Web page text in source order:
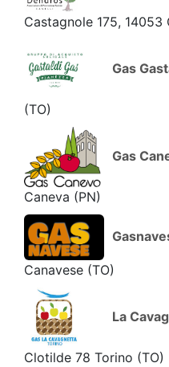
Castagnole 175, 14053
Gas
(TO)
Gas
Caneva (PN)
Canavese (TO)
La
Clotilde 78 Torino (TO)